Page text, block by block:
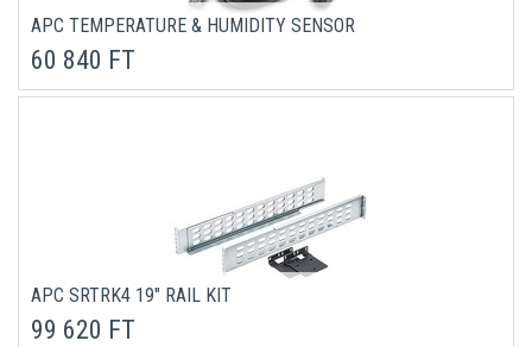
APC TEMPERATURE & HUMIDITY SENSOR
60 840 FT
APC SRTRK4 19" RAIL KIT
99 620 FT